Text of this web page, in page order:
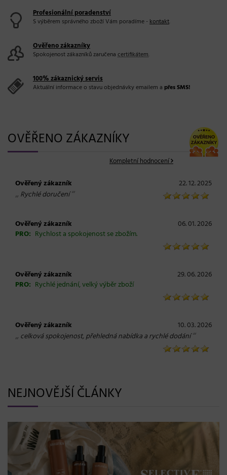
Profesionální poradenství
S výběrem správného zboží Vám poradíme -kontakt.
Ověřeno zákazníky
Spokojenost zákazníků zaručena certifikátem.
100% zákaznický servis
Aktuální informace o stavu objednávky emailem a přes SMS!
OVĚŘENO ZÁKAZNÍKY
Kompletní hodnocení
Ověřený zákazník 22. 12. 2025
„ Rychlé doručení“
Ověřený zákazník
06. 01. 2026
PRO: Rychlost a spokojenost se zbožím.
Ověřený zákazník
29. 06. 2026
PRO: Rychlé jednání, velký výběr zboží
Ověřený zákazník 10. 03. 2026
„ celková spokojenost, přehledná nabídka a rychlé dodání“
NEJNOVĚJŠÍ ČLÁNKY
BLONDME přichází s novou érou blond: lesk, glow efekt
a maximální péče bez kompromisů
08. 06. 2026